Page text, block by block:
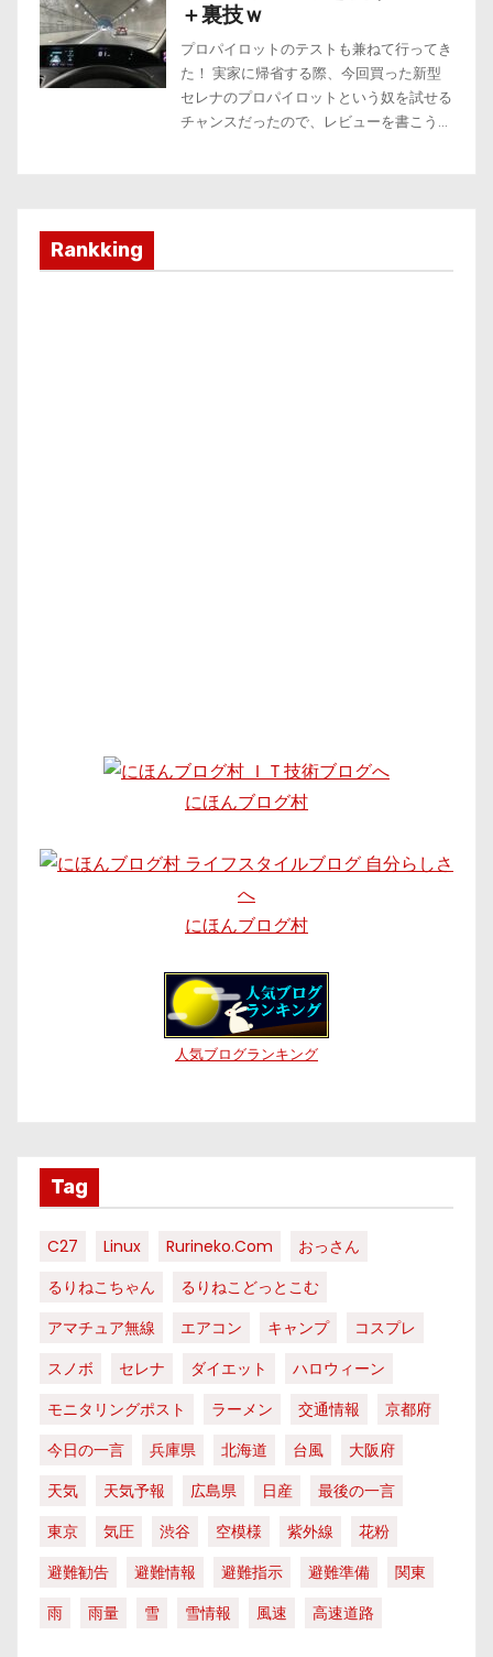
Rankking
にほんブログ村
にほんブログ村
人気ブログランキング
Tag
C27 Linux Rurineko.com
おっさん
るりねこちゃん
るりねこどっとこむ
アマチュア無線
エアコン キャンプ
コスプレ
スノボ
セレナ ダイエット
ハロウィーン
モニタリングポスト
ラーメン 交通情報
京都府
今日の一言
兵庫県 北海道 台風
大阪府
天気
天気予報 広島県 日産
最後の一言
東京
気圧 渋谷 空模様 紫外線
花粉
避難勧告
避難情報 避難指示 避難準備
関東
雨
雨量 雪 雪情報 風速 高速道路